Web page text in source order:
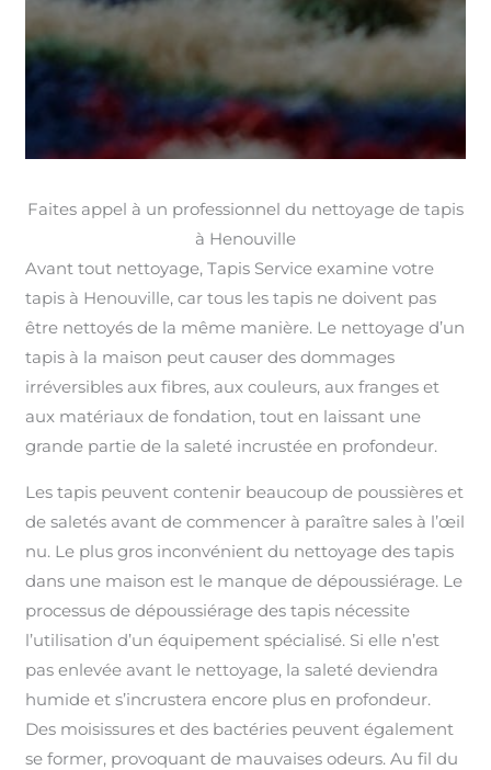
Faites appel à un professionnel du nettoyage de tapis
à Henouville
Avant tout nettoyage, Tapis Service examine votre
tapis à Henouville, car tous les tapis ne doivent pas
être nettoyés de la même manière. Le nettoyage d’un
tapis à la maison peut causer des dommages
irréversibles aux fibres, aux couleurs, aux franges et
aux matériaux de fondation, tout en laissant une
grande partie de la saleté incrustée en profondeur.
Les tapis peuvent contenir beaucoup de poussières et
de saletés avant de commencer à paraître sales à l’œil
nu. Le plus gros inconvénient du nettoyage des tapis
dans une maison est le manque de dépoussiérage. Le
processus de dépoussiérage des tapis nécessite
l’utilisation d’un équipement spécialisé. Si elle n’est
pas enlevée avant le nettoyage, la saleté deviendra
humide et s’incrustera encore plus en profondeur.
Des moisissures et des bactéries peuvent également
se former, provoquant de mauvaises odeurs. Au fil du